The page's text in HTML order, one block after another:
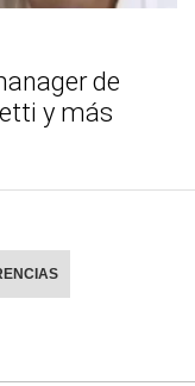
de
y más